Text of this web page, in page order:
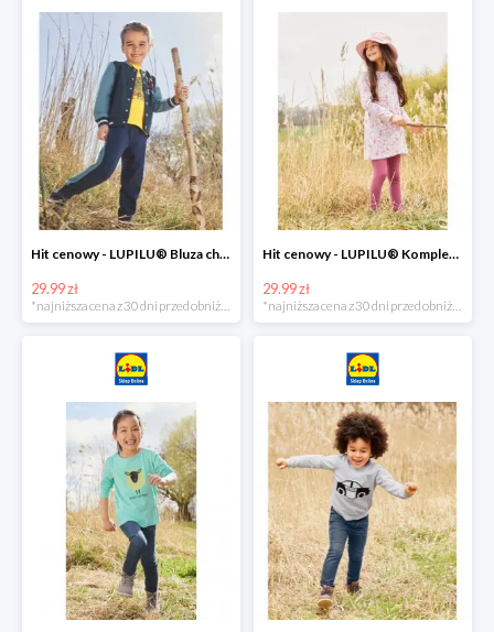
Hit cenowy - LUPILU® Bluza chłopięca w stylu college
29.99 zł
*najniższa cena z 30 dni przed obniżką
Hit cenowy - LUPILU® Komplet dziewczęcy (sukienka + legginsy)
29.99 zł
*najniższa cena z 30 dni przed obniżką